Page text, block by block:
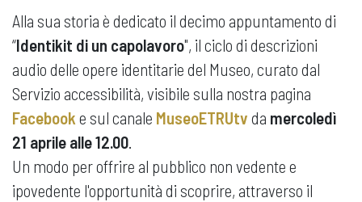
Alla sua storia è dedicato il decimo appuntamento di
“Identikit di un capolavoro", il ciclo di descrizioni
audio delle opere identitarie del Museo, curato dal
Servizio accessibilità, visibile sulla nostra pagina
Facebook e sul canale MuseoETRUtv da mercoledì
21 aprile alle 12.00
Un modo per offrire al pubblico non vedente e
ipovedente l'opportunità di scoprire, attraverso il